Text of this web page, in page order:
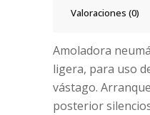
Valoraciones (0)
Amoladora
ligera, para uso
vástago.
posterior